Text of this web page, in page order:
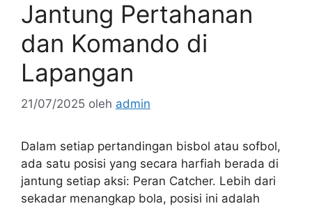
Jantung Pertahanan
dan Komando di
Lapangan
21/07/2025 oleh admin
Dalam setiap pertandingan bisbol atau sofbol,
ada satu posisi yang secara harfiah berada di
jantung setiap aksi: Peran Catcher. Lebih dari
sekadar menangkap bola, posisi ini adalah